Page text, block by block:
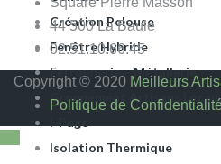
Création Pelouse
Fenêtre Hybride
Ferronnerie – Métallerie
Groupement Artisans Locaux
Isolation Thermique
44 500 La Baule
02.51.10.66.45
Copyright © 2020 Meilleurs
Politique de Confidentialité